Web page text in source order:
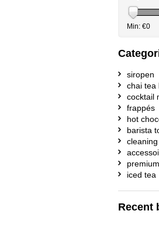
Min: €0
siropen
chai tea
cocktail
frappés
hot
barista
cleaning
iced tea
Recent